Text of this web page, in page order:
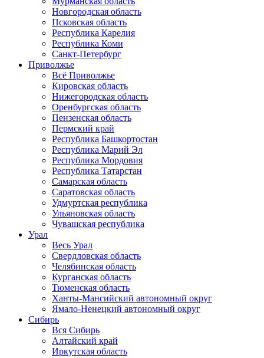
Новгородская область
Псковская область
Республика Карелия
Республика Коми
Санкт-Петербург
Приволжье
Всё Приволжье
Кировская область
Нижегородская область
Оренбургская область
Пензенская область
Пермский край
Республика Башкортостан
Республика Марий Эл
Республика Мордовия
Республика Татарстан
Самарская область
Саратовская область
Удмуртская республика
Ульяновская область
Чувашская республика
Урал
Весь Урал
Свердловская область
Челябинская область
Курганская область
Тюменская область
Ханты-Мансийский автономный округ
Ямало-Ненецкий автономный округ
Сибирь
Вся Сибирь
Алтайский край
Иркутская область